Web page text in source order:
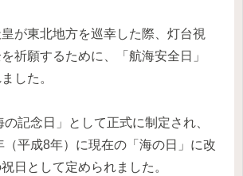
が東北地方を巡幸した際、灯台視
祈願するために、「航海安全日」
した。
記念日」として正式に制定され、
（平成8年）に現在の「海の日」に改
日として定められました。